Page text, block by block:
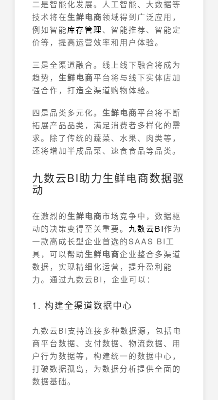
二是智能化发展。人工智能、大数据等
技术将在生鲜电商领域得到广泛应用，
例如智能库存管理、智能推荐、智能定
价等，提高运营效率和用户体验。
三是全渠道融合。线上线下融合将成为
趋势， 生鲜电商平台将与线下实体店加
强合作，打造全渠道购物体验。
四是品类多元化。 生鲜电商平台将不断
拓展产品品类，满足消费者多样化的需
求。除了传统的蔬菜、水果、肉类等，
还将增加半成品菜、速食食品等品类。
九数云BI助力生鲜电商数据驱
动
在激烈的生鲜电商市场竞争中，数据驱
动的决策变得至关重要。 九数云BI作为
一款高成长型企业首选的SAAS BI工
具，可以帮助生鲜电商企业整合多渠道
数据，实现精细化运营，提升盈利能
力。通过九数云BI，企业可以：
1. 构建全渠道数据中心
九数云BI支持连接多种数据源，包括电
商平台数据、支付数据、物流数据、用
户行为数据等，构建统一的数据中心，
打破数据孤岛，为数据分析提供全面的
数据基础。